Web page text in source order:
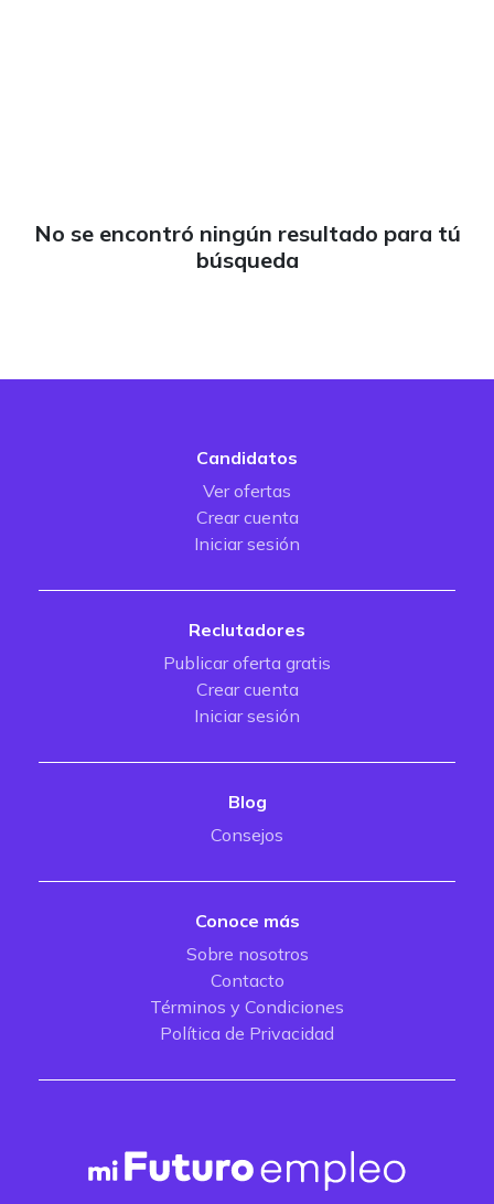
No se encontró ningún resultado para tú
búsqueda
Candidatos
Ver ofertas
Crear cuenta
Iniciar sesión
Reclutadores
Publicar oferta gratis
Crear cuenta
Iniciar sesión
Blog
Consejos
Conoce más
Sobre nosotros
Contacto
Términos y Condiciones
Política de Privacidad